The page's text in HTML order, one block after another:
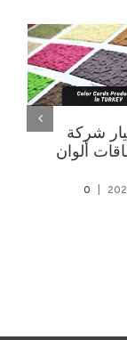
شركة
ألوان
0